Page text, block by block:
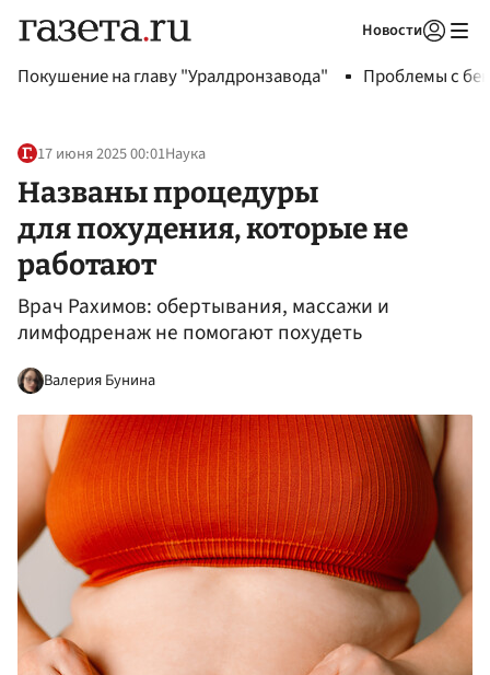
Новости
Покушение на главу "Уралдронзавода" Проблемы с
17 июня 2025 00:01Наука
Названы процедуры
для похудения, которые не
работают
Врач Рахимов: обертывания, массажи и
лимфодренаж не помогают похудеть
Валерия Бунина